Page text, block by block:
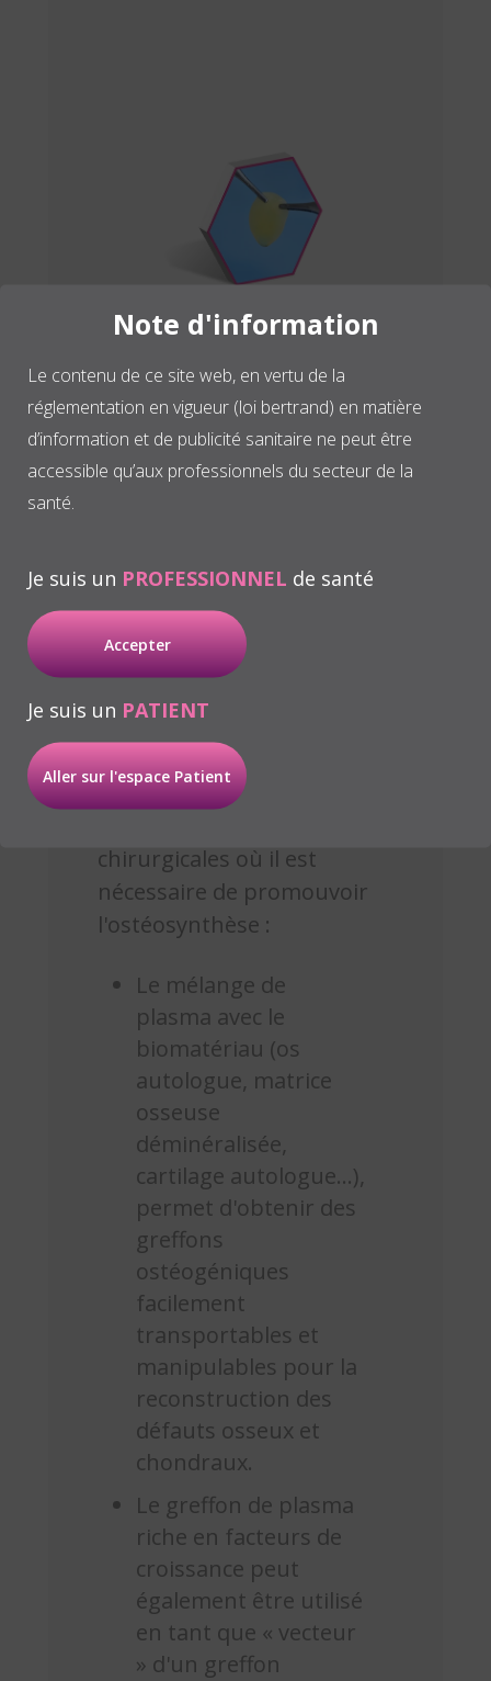
fibrine et en facteurs de
Le greffon résultant de la
de plasma riche en facteurs
de croissance et du
biomatériau, est utilisé dans
chirurgicales où il est
nécessaire de promouvoir
l'ostéosynthèse :
Le mélange de
plasma avec le
biomatériau (os
autologue, matrice
osseuse
déminéralisée,
cartilage autologue...),
permet d'obtenir des
greffons
ostéogéniques
facilement
transportables et
manipulables pour la
reconstruction des
défauts osseux et
chondraux.
Le greffon de plasma
riche en facteurs de
croissance peut
également être utilisé
en tant que « vecteur
» d'un greffon
Note d'information
Le contenu de ce site web, en vertu de la
réglementation en vigueur (loi bertrand) en matière
d’information et de publicité sanitaire ne peut être
accessible qu’aux professionnels du secteur de la
santé.
Je suis un PROFESSIONNEL de santé
Accepter
Je suis un PATIENT
Aller sur l'espace Patient